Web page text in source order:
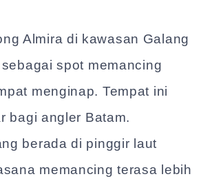
Almira di kawasan Galang
spot memancing
menginap. Tempat ini
bagi angler Batam.
berada di pinggir laut
memancing terasa lebih